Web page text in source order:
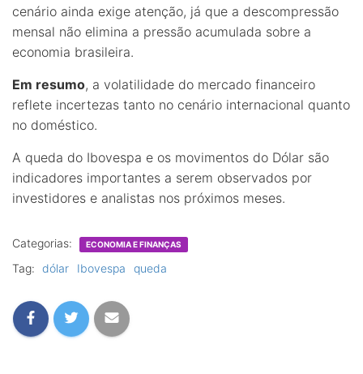
cenário ainda exige atenção, já que a descompressão
mensal não elimina a pressão acumulada sobre a
economia brasileira.
Em resumo, a volatilidade do mercado financeiro
reflete incertezas tanto no cenário internacional quanto
no doméstico.
A queda do Ibovespa e os movimentos do Dólar são
indicadores importantes a serem observados por
investidores e analistas nos próximos meses.
Categorias: ECONOMIA E FINANÇAS
Tag: dólar Ibovespa queda